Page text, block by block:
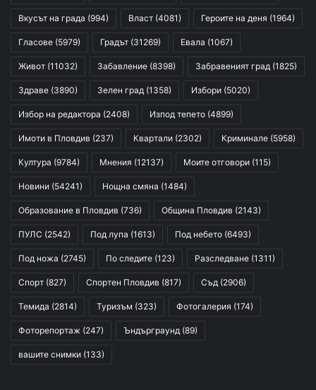
Вкусът на града (994) Власт (4081) Героите на деня (1964)
Гласове (5979) Градът (31269) Евала (1067)
Живот (11032) Забавление (8398) Забравеният град (1825)
Здраве (3890) Зелен град (1358) Избори (5020)
Избор на редактора (2408) Изпод тепето (4899)
Имоти в Пловдив (237) Квартали (2302) Криминале (5958)
Култура (9784) Мнения (12137) Моите отговори (115)
Новини (54241) Нощна смяна (1484)
Образование в Пловдив (736) Община Пловдив (2143)
ПУЛС (2542) Под лупа (1613) Под небето (6493)
Под ножа (2745) По следите (123) Разследване (1311)
Спорт (827) Спортен Пловдив (817) Съд (2906)
Темида (2814) Туризъм (323) Фотогалерия (174)
Фоторепортаж (247) Ъндърграунд (89)
вашите снимки (133)